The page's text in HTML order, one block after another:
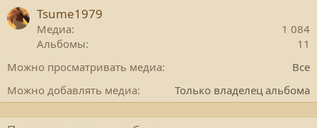
(
)
Tsume1979
Медиа
1 084
Альбомы
11
Можно просматривать медиа
Все
Можно добавлять медиа
Только владелец альбома